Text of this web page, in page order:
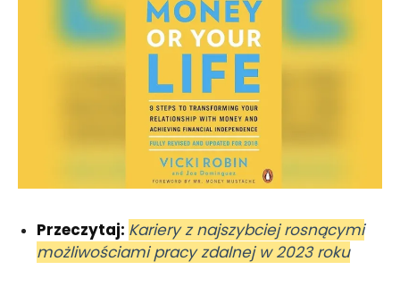
Przeczytaj: Kariery z najszybciej rosnącymi
możliwościami pracy zdalnej w 2023 roku